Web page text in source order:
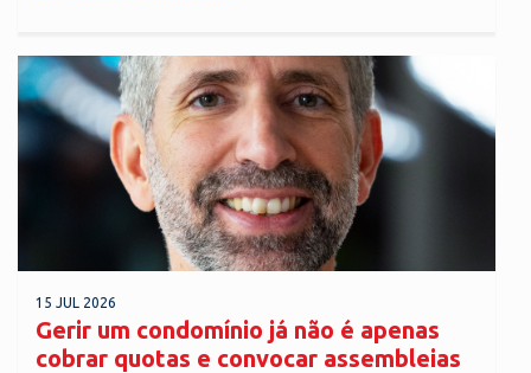
15 JUL 2026
Gerir um condomínio já não é apenas
cobrar quotas e convocar assembleias